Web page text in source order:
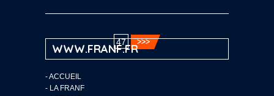
47
WWW.FRANF.FR
-ACCUEIL
- LA FRANF